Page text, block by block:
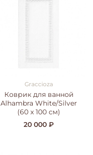
Graccioza
Коврик для ванной
Alhambra White/Silver
(60 x 100 см)
20 000 ₽